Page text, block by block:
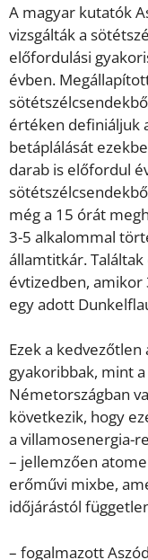
A magyar kutatók
vizsgálták a
előfordulási
évben.
értéken definiáljuk
betáplálását
darab is előfordul
még a 15 órát
3-5 alkalommal
államtitkár.
évtizedben, amikor
egy adott
Ezek a
gyakoribbak, mint
Németországban
következik, hogy
a villamosenergia-
– jellemzően
erőművi mixbe,
időjárástól
– fogalmazott